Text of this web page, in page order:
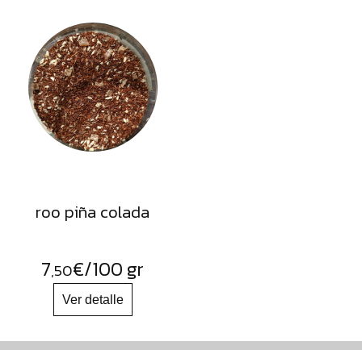
roo piña colada
7,50€/100 gr